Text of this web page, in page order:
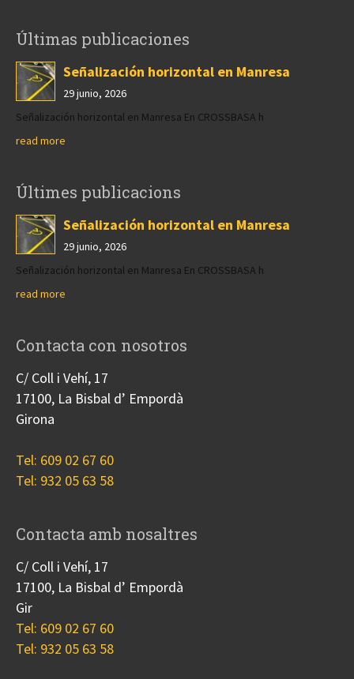
Últimas publicaciones
Señalización horizontal en Manresa
29 junio, 2026
Señalización horizontal en Manresa En CROSSBASA h
read more
Últimes publicacions
Señalización horizontal en Manresa
29 junio, 2026
Señalización horizontal en Manresa En CROSSBASA h
read more
Contacta con nosotros
C/ Coll i Vehí, 17
17100, La Bisbal d’ Empordà
Girona
Tel: 609 02 67 60
Tel: 932 05 63 58
Contacta amb nosaltres
C/ Coll i Vehí, 17
17100, La Bisbal d’ Empordà
Gir
Tel: 609 02 67 60
Tel: 932 05 63 58